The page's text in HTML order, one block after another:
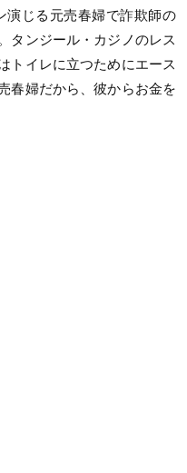
演じる元売春婦で詐欺師の
タンジール・カジノのレス
トイレに立つためにエース
春婦だから、彼からお金を